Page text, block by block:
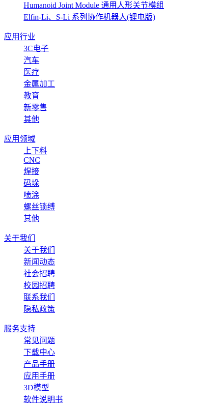
Humanoid Joint Module 通用人形关节模组
Elfin-Li、S-Li 系列协作机器人(锂电版)
应用行业
3C电子
汽车
医疗
金属加工
教育
新零售
其他
应用领域
上下料
CNC
焊接
码垛
喷涂
螺丝锁缚
其他
关于我们
关于我们
新闻动态
社会招聘
校园招聘
联系我们
隐私政策
服务支持
常见问题
下载中心
产品手册
应用手册
3D模型
软件说明书